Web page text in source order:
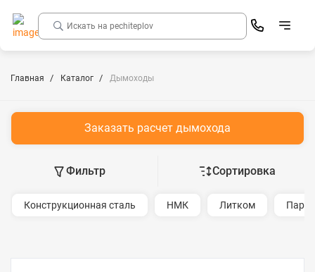
Главная Каталог Дымоходы
Заказать расчет дымохода
Фильтр Сортировка
Конструкционная сталь НМК Литком